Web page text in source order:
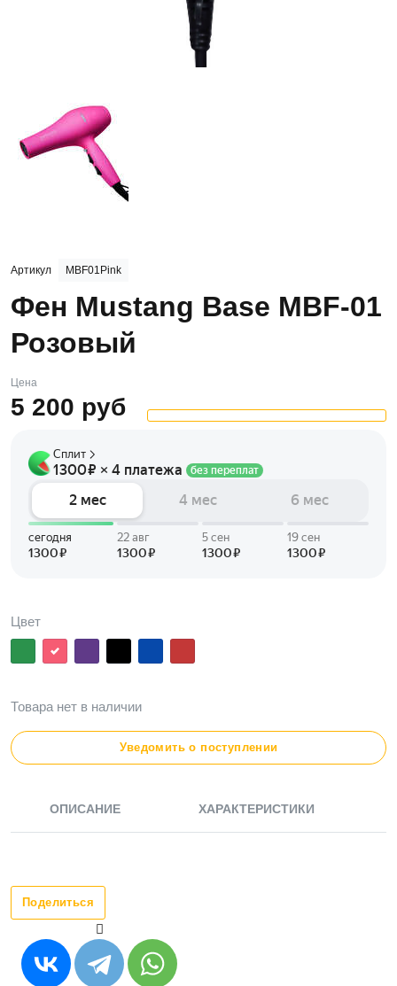
Артикул MBF01Pink
Фен Mustang Base MBF-01
Розовый
Цена
5 200 руб
Цвет
Товара нет в наличии
Уведомить о поступлении
ОПИСАНИЕ ХАРАКТЕРИСТИКИ
Поделиться